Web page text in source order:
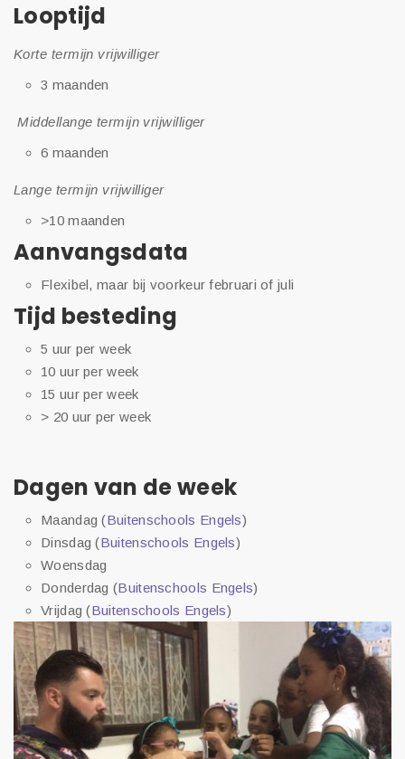
Looptijd
Korte termijn vrijwilliger
3 maanden
Middellange termijn vrijwilliger
6 maanden
Lange termijn vrijwilliger
>10 maanden
Aanvangsdata
Flexibel, maar bij voorkeur februari of juli
Tijd besteding
5 uur per week
10 uur per week
15 uur per week
> 20 uur per week
Dagen van de week
Maandag (Buitenschools Engels)
Dinsdag (Buitenschools Engels)
Woensdag
Donderdag (Buitenschools Engels)
Vrijdag (Buitenschools Engels)